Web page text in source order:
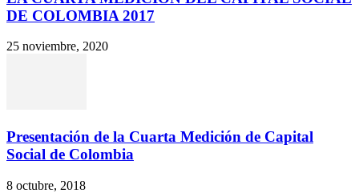
DE COLOMBIA 2017
25 noviembre, 2020
Presentación de la Cuarta Medición de Capital
Social de Colombia
8 octubre, 2018